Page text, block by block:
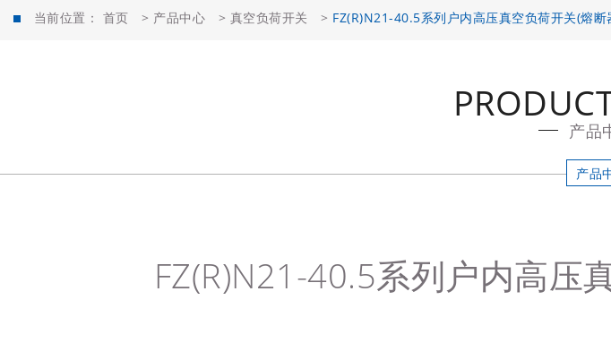
当前位置： 首页 > 产品中心 > 真空负荷开关 > FZ(R)N21-40.5系列户内高压真空负荷开关(熔断
产品
产品
FZ(R)N21-40.5系列户内高压